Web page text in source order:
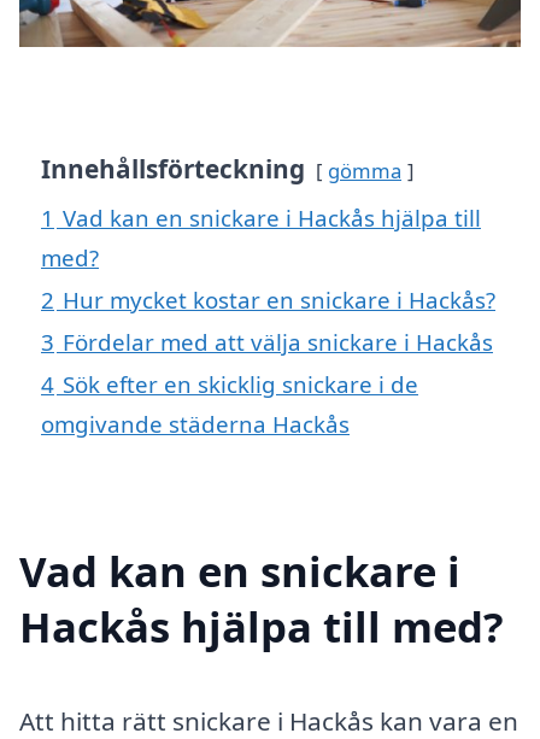
Innehållsförteckning gömma
1 Vad kan en snickare i Hackås hjälpa till
med?
2 Hur mycket kostar en snickare i Hackås?
3 Fördelar med att välja snickare i Hackås
4 Sök efter en skicklig snickare i de
omgivande städerna Hackås
Vad kan en snickare i
Hackås hjälpa till med?
Att hitta rätt snickare i Hackås kan vara en